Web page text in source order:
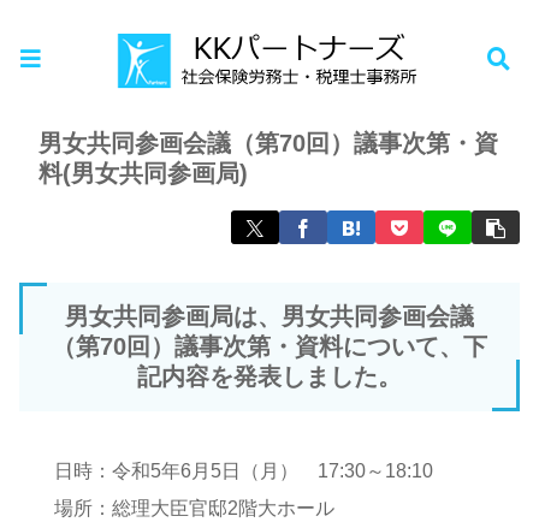
お知らせ
男女共同参画会議（第70回）議事次第・資
料(男女共同参画局)
男女共同参画局は、男女共同参画会議
（第70回）議事次第・資料について、下
記内容を発表しました。
日時：令和5年6月5日（月） 17:30～18:10
場所：総理大臣官邸2階大ホール